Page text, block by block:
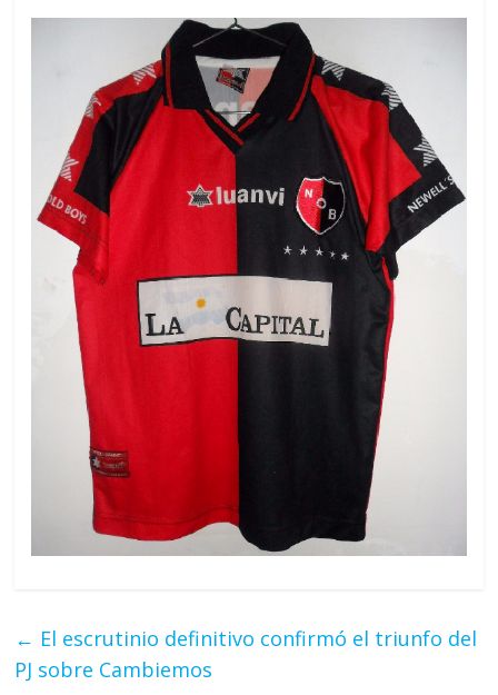
← El escrutinio definitivo confirmó el triunfo del
PJ sobre Cambiemos